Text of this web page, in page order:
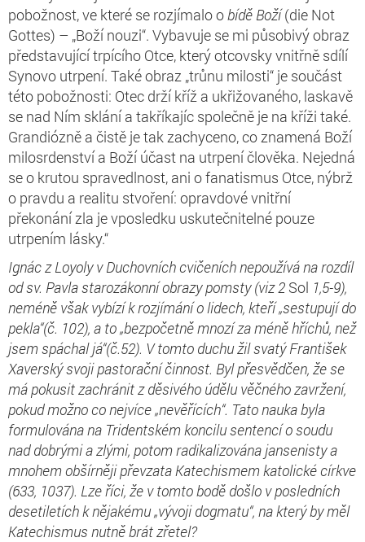
pobožnost, ve které se rozjímalo obídě Boží(die Not
Gottes) – „Boží nouzi“. Vybavuje se mi působivý obraz
představující trpícího Otce, který otcovsky vnitřně sdílí
Synovo utrpení. Také obraz „trůnu milosti“ je součást
této pobožnosti: Otec drží kříž a ukřižovaného, laskavě
se nad Ním sklání a takříkajíc společně je na kříži také.
Grandiózně a čistě je tak zachyceno, co znamená Boží
milosrdenství a Boží účast na utrpení člověka. Nejedná
se o krutou spravedlnost, ani o fanatismus Otce, nýbrž
o pravdu a realitu stvoření: opravdové vnitřní
překonání zla je vposledku uskutečnitelné pouze
utrpením lásky.“
Ignác z Loyoly v Duchovních cvičeních nepoužívá na rozdíl
od sv. Pavla starozákonní obrazy pomsty (viz 2 Sol 1,5-9),
neméně však vybízí k rozjímání o lidech, kteří „sestupují do
pekla“(č. 102), a to „bezpočetně mnozí za méně hříchů, než
jsem spáchal já“(č.52). V tomto duchu žil svatý František
Xaverský svoji pastorační činnost. Byl přesvědčen, že se
má pokusit zachránit z děsivého údělu věčného zavržení,
pokud možno co nejvíce „nevěřících“. Tato nauka byla
formulována na Tridentském koncilu sentencí o soudu
nad dobrými a zlými, potom radikalizována jansenisty a
mnohem obšírněji převzata Katechismem katolické církve
(633, 1037). Lze říci, že v tomto bodě došlo v posledních
desetiletích k nějakému „vývoji dogmatu“, na který by měl
Katechismus nutně brát zřetel?